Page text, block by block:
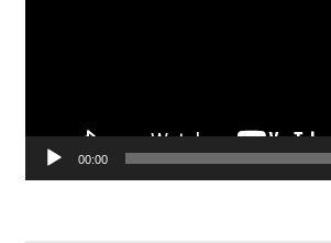
00:00